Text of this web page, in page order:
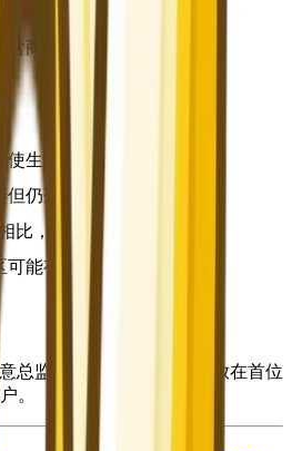
双重访问
商业使用权
生成一张图也需要付费
仍落后于DALL-E
比，精确细节控制较少
能有些复杂
总监，以及将视觉艺术性放在首位
。